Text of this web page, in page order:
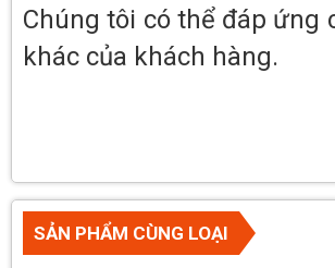
Chúng tôi có thể đáp ứng
khác của khách hàng.
SẢN PHẨM CÙNG LOẠI